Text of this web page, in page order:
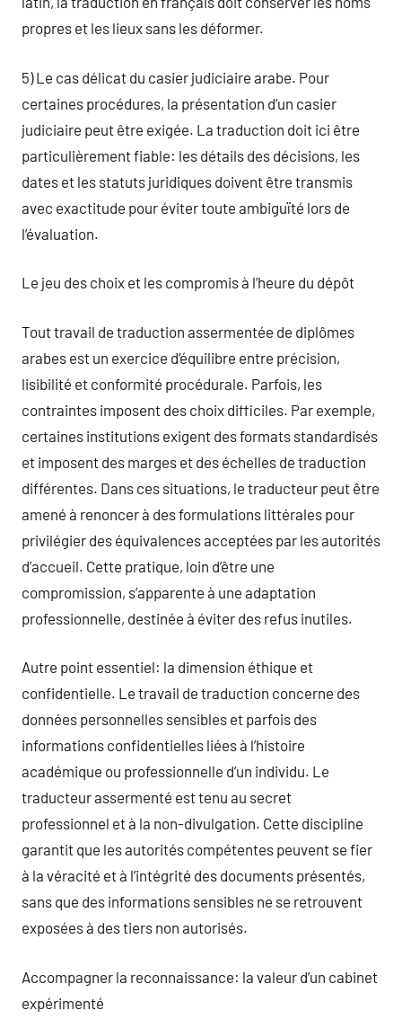
propres et les lieux sans les déformer.
5) Le cas délicat du casier judiciaire arabe. Pour
certaines procédures, la présentation d’un casier
judiciaire peut être exigée. La traduction doit ici être
particulièrement fiable: les détails des décisions, les
dates et les statuts juridiques doivent être transmis
avec exactitude pour éviter toute ambiguïté lors de
l’évaluation.
Le jeu des choix et les compromis à l’heure du dépôt
Tout travail de traduction assermentée de diplômes
arabes est un exercice d’équilibre entre précision,
lisibilité et conformité procédurale. Parfois, les
contraintes imposent des choix difficiles. Par exemple,
certaines institutions exigent des formats standardisés
et imposent des marges et des échelles de traduction
différentes. Dans ces situations, le traducteur peut être
amené à renoncer à des formulations littérales pour
privilégier des équivalences acceptées par les autorités
d’accueil. Cette pratique, loin d’être une
compromission, s’apparente à une adaptation
professionnelle, destinée à éviter des refus inutiles.
Autre point essentiel: la dimension éthique et
confidentielle. Le travail de traduction concerne des
données personnelles sensibles et parfois des
informations confidentielles liées à l’histoire
académique ou professionnelle d’un individu. Le
traducteur assermenté est tenu au secret
professionnel et à la non-divulgation. Cette discipline
garantit que les autorités compétentes peuvent se fier
à la véracité et à l’intégrité des documents présentés,
sans que des informations sensibles ne se retrouvent
exposées à des tiers non autorisés.
Accompagner la reconnaissance: la valeur d’un cabinet
expérimenté